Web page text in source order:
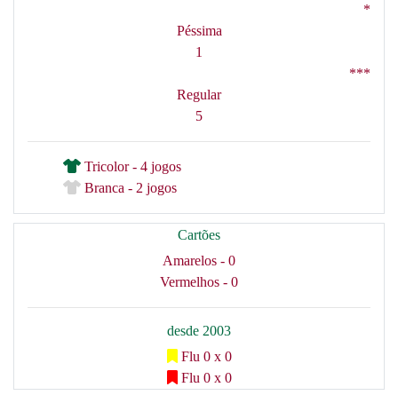
*
Péssima
1
***
Regular
5
Tricolor - 4 jogos
Branca - 2 jogos
Cartões
Amarelos - 0
Vermelhos - 0
desde 2003
Flu 0 x 0
Flu 0 x 0